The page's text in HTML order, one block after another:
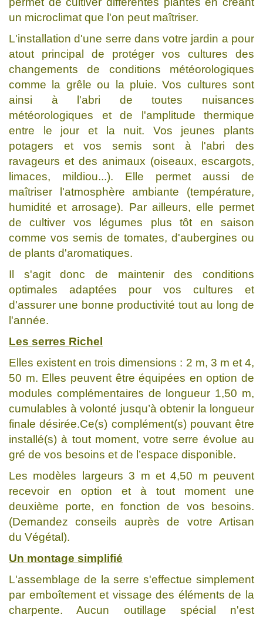
un microclimat que l'on peut maîtriser.
L'installation d'une serre dans votre jardin a pour
atout principal de protéger vos cultures des
changements de conditions météorologiques
comme la grêle ou la pluie. Vos cultures sont
ainsi à l'abri de toutes nuisances
météorologiques et de l'amplitude thermique
entre le jour et la nuit. Vos jeunes plants
potagers et vos semis sont à l'abri des
ravageurs et des animaux (oiseaux, escargots,
limaces, mildiou...). Elle permet aussi de
maîtriser l'atmosphère ambiante (température,
humidité et arrosage). Par ailleurs, elle permet
de cultiver vos légumes plus tôt en saison
comme vos semis de tomates, d'aubergines ou
de plants d'aromatiques.
Il s'agit donc de maintenir des conditions
optimales adaptées pour vos cultures et
d'assurer une bonne productivité tout au long de
l'année.
Les serres Richel
Elles existent en trois dimensions : 2 m, 3 m et 4,
50 m. Elles peuvent être équipées en option de
modules complémentaires de longueur 1,50 m,
cumulables à volonté jusqu’à obtenir la longueur
finale désirée.Ce(s) complément(s) pouvant être
installé(s) à tout moment, votre serre évolue au
gré de vos besoins et de l’espace disponible.
Les modèles largeurs 3 m et 4,50 m peuvent
recevoir en option et à tout moment une
deuxième porte, en fonction de vos besoins.
(Demandez conseils auprès de votre Artisan
du Végétal).
Un montage simplifié
L'assemblage de la serre s'effectue simplement
par emboîtement et vissage des éléments de la
charpente. Aucun outillage spécial n'est